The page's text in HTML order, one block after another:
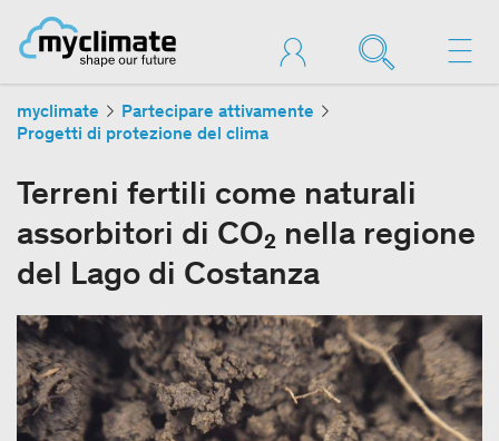
myclimate
Partecipare attivamente
Progetti di protezione del clima
Terreni fertili come naturali
assorbitori di CO₂ nella regione
del Lago di Costanza